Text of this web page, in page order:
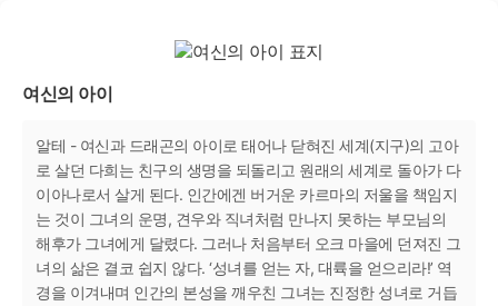
여신의 아이
알테 - 여신과 드래곤의 아이로 태어나 닫혀진 세계(지구)의 고아
로 살던 다희는 친구의 생명을 되돌리고 원래의 세계로 돌아가 다
이아나로서 살게 된다. 인간에겐 버거운 카르마의 저울을 책임지
는 것이 그녀의 운명, 견우와 직녀처럼 만나지 못하는 부모님의
해후가 그녀에게 달렸다. 그러나 처음부터 오크 마을에 던져진 그
녀의 삶은 결코 쉽지 않다. ‘성녀를 얻는 자, 대륙을 얻으리라!’ 역
경을 이겨내며 인간의 본성을 깨우친 그녀는 진정한 성녀로 거듭